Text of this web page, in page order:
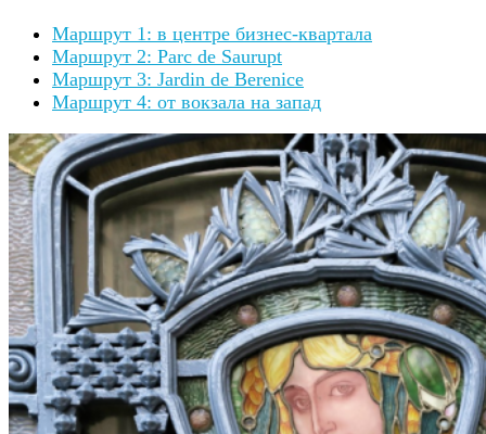
Маршрут 1: в центре бизнес-квартала
Маршрут 2: Parc de Saurupt
Маршрут 3: Jardin de Berenice
Маршрут 4: от вокзала на запад